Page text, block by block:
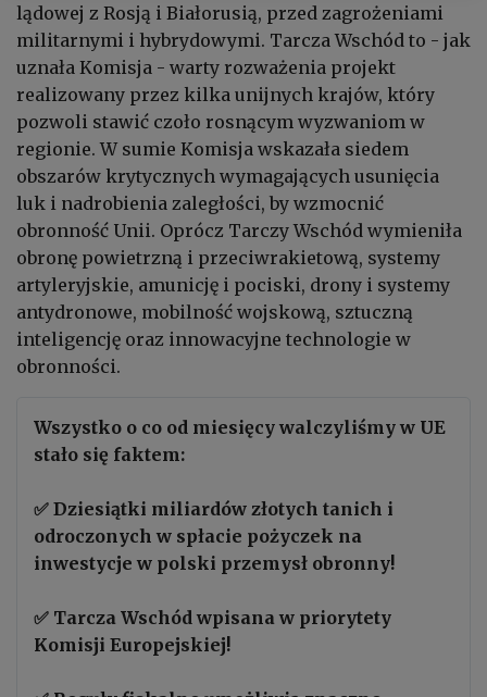
lądowej z Rosją i Białorusią, przed zagrożeniami
militarnymi i hybrydowymi. Tarcza Wschód to - jak
uznała Komisja - warty rozważenia projekt
realizowany przez kilka unijnych krajów, który
pozwoli stawić czoło rosnącym wyzwaniom w
regionie. W sumie Komisja wskazała siedem
obszarów krytycznych wymagających usunięcia
luk i nadrobienia zaległości, by wzmocnić
obronność Unii. Oprócz Tarczy Wschód wymieniła
obronę powietrzną i przeciwrakietową, systemy
artyleryjskie, amunicję i pociski, drony i systemy
antydronowe, mobilność wojskową, sztuczną
inteligencję oraz innowacyjne technologie w
obronności.
Wszystko o co od miesięcy walczyliśmy w UE
stało się faktem:
✅ Dziesiątki miliardów złotych tanich i
odroczonych w spłacie pożyczek na
inwestycje w polski przemysł obronny!
✅ Tarcza Wschód wpisana w priorytety
Komisji Europejskiej!